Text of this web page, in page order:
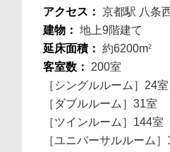
アクセス： 京都駅 八条
建物： 地上9階建て
延床面積： 約6200m2
客室数： 200室
［シングルルーム］24室
［ダブルルーム］31室
［ツインルーム］144室
［ユニバーサルルーム］